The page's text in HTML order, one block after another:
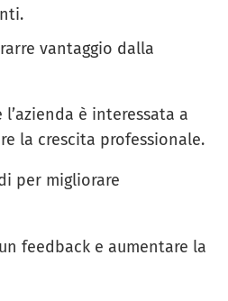
vantaggio dalla
è interessata a
la crescita professionale.
per migliorare
feedback e aumentare la